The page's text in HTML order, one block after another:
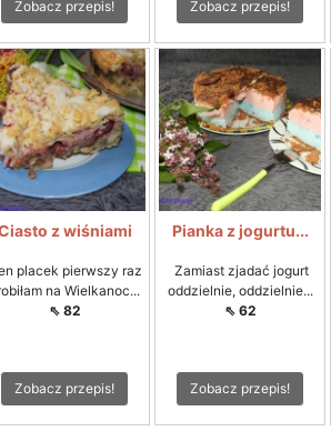
Zobacz przepis! Zobacz przepis!
z wiśniami
placek pierwszy raz
na Wielkanoc...
⇖ 82
Zobacz przepis!
Pianka z jogurtu...
Zamiast zjadać jogurt
oddzielnie, oddzielnie...
⇖ 62
Zobacz przepis!